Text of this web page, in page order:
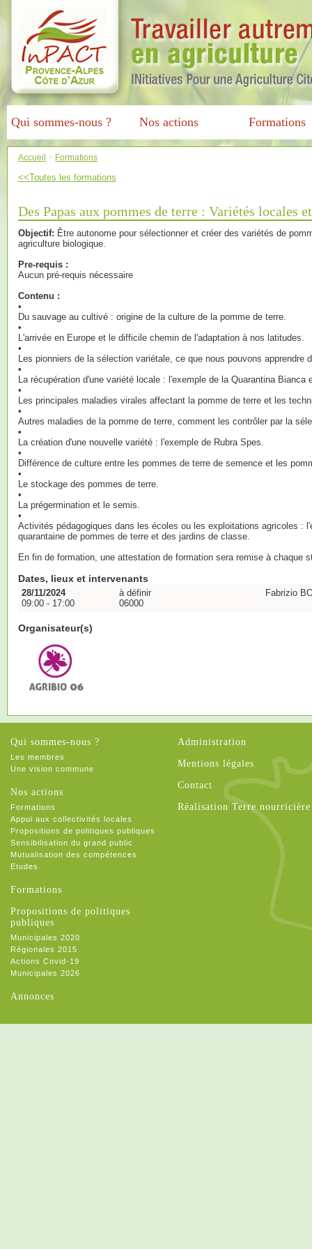
Qui sommes-nous ? Nos actions Formations
Accueil > Formations
<<Toutes les formations
Des Papas aux pommes de terre : Variétés locales
Objectif: Être autonome pour sélectionner et créer des variétés de
agriculture biologique.
Pre-requis :
Aucun pré-requis nécessaire
Contenu :
•
Du sauvage au cultivé : origine de la culture de la pomme de terre.
•
L'arrivée en Europe et le difficile chemin de l'adaptation à nos latitudes.
•
Les pionniers de la sélection variétale, ce que nous pouvons apprendre
•
La récupération d'une variété locale : l'exemple de la Quarantina Bianca
•
Les principales maladies virales affectant la pomme de terre et les
•
Autres maladies de la pomme de terre, comment les contrôler par la
•
La création d'une nouvelle variété : l'exemple de Rubra Spes.
•
Différence de culture entre les pommes de terre de semence et les
•
Le stockage des pommes de terre.
•
La prégermination et le semis.
•
Activités pédagogiques dans les écoles ou les exploitations agricoles :
quarantaine de pommes de terre et des jardins de classe.
En fin de formation, une attestation de formation sera remise à chaque
Dates, lieux et intervenants
28/11/2024
09:00 - 17:00
à définir
06000
Fabrizio
Organisateur(s)
Qui sommes-nous ?
Les membres
Une vision commune
Nos actions
Formations
Appui aux collectivités locales
Propositions de politiques publiques
Sensibilisation du grand public
Mutualisation des compétences
Etudes
Formations
Propositions de politiques
publiques
Municipales 2020
Régionales 2015
Actions Covid-19
Municipales 2026
Annonces
Administration
Mentions légales
Contact
Réalisation Terre nourricière